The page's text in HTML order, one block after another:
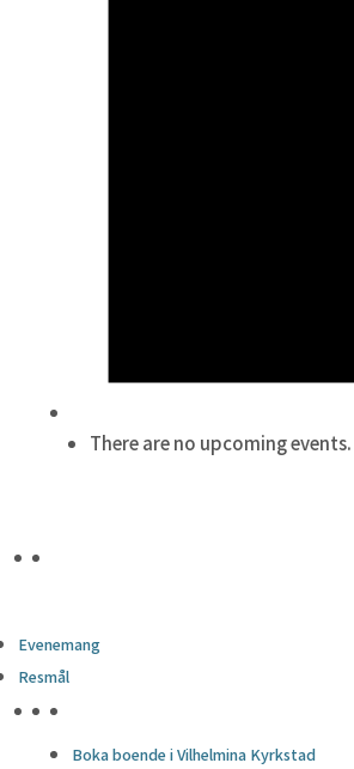
There are no upcoming events.
Evenemang
Resmål
Boka boende i Vilhelmina Kyrkstad